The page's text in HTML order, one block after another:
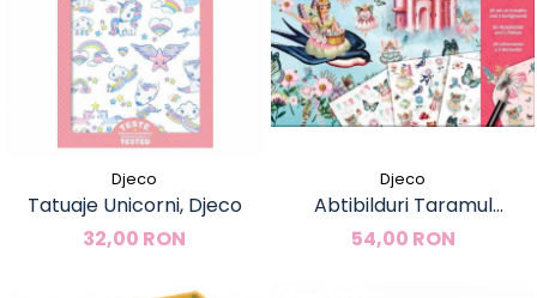
Djeco
Tatuaje Unicorni, Djeco
32,00 RON
Djeco
Abtibilduri Taramul
fermecat, Djeco
54,00 RON